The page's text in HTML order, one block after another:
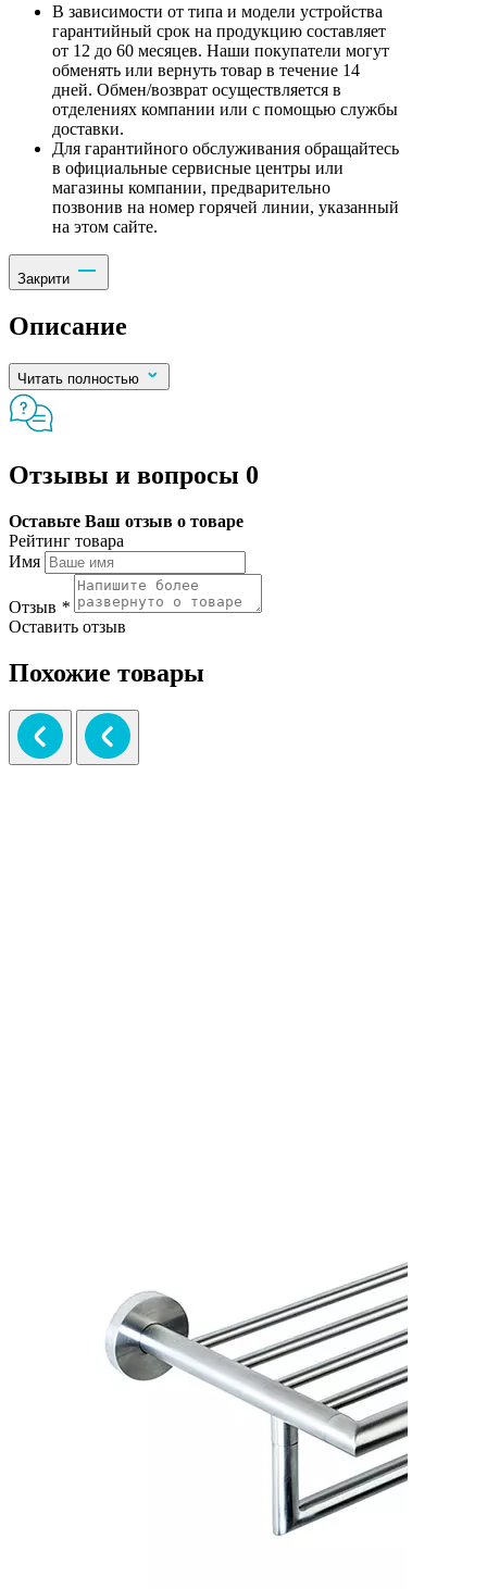
В зависимости от типа и модели устройства
гарантийный срок на продукцию составляет
от 12 до 60 месяцев. Наши покупатели могут
обменять или вернуть товар в течение 14
дней. Обмен/возврат осуществляется в
отделениях компании или с помощью службы
доставки.
Для гарантийного обслуживания обращайтесь
в официальные сервисные центры или
магазины компании, предварительно
позвонив на номер горячей линии, указанный
на этом сайте.
Закрити
Описание
Читать полностью
Отзывы и вопросы 0
Оставьте Ваш отзыв о товаре
Рейтинг товара
Имя
Отзыв *
Оставить отзыв
Похожие товары